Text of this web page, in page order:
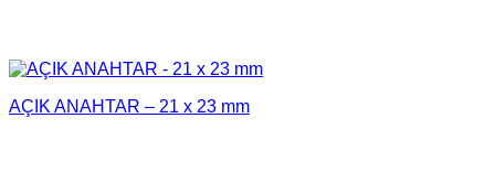
AÇIK ANAHTAR – 21 x 23 mm